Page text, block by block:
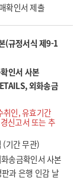
확인서 제출
(규정서식 제9-1
인서 사본
외화송금
인, 유효기간
신고서 또는 추
(기간 무관)
송금확인서 사본
과 은행 인감 날